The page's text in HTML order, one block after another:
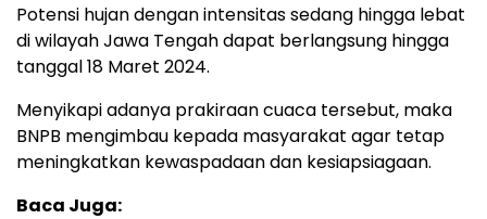
Potensi hujan dengan intensitas sedang hingga lebat
di wilayah Jawa Tengah dapat berlangsung hingga
tanggal 18 Maret 2024.
Menyikapi adanya prakiraan cuaca tersebut, maka
BNPB mengimbau kepada masyarakat agar tetap
meningkatkan kewaspadaan dan kesiapsiagaan.
Baca Juga: